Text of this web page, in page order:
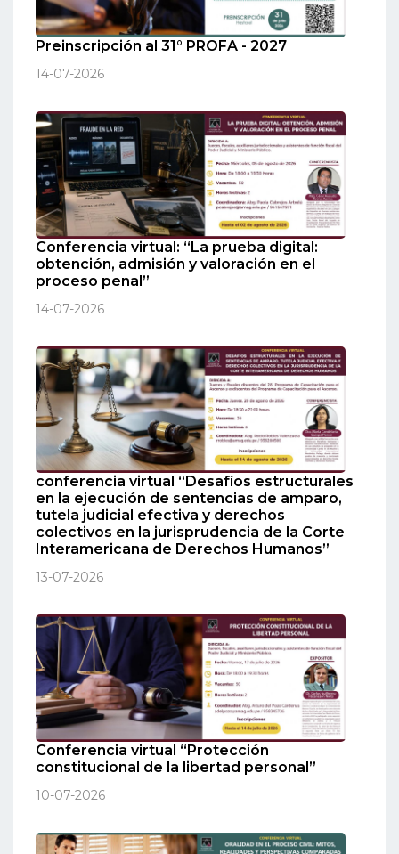
Preinscripción al 31° PROFA - 2027
14-07-2026
Conferencia virtual: “La prueba digital:
obtención, admisión y valoración en el
proceso penal”
14-07-2026
conferencia virtual “Desafíos estructurales
en la ejecución de sentencias de amparo,
tutela judicial efectiva y derechos
colectivos en la jurisprudencia de la Corte
Interamericana de Derechos Humanos”
13-07-2026
Conferencia virtual “Protección
constitucional de la libertad personal”
10-07-2026